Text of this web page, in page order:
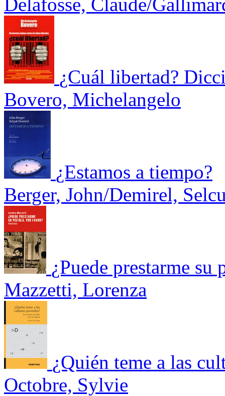
¿Cuál libertad?
Bovero, Michelangelo
¿Estamos a tiempo?
Berger, John/Demirel,
¿Puede prestarme
Mazzetti, Lorenza
¿Quién teme a las
Octobre, Sylvie